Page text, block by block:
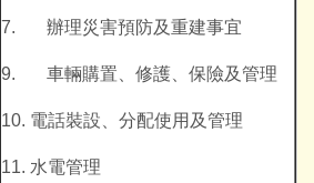
7. 辦理災害預防及重建事宜
9. 車輛購置、修護、保險及管理
10. 電話裝設、分配使用及管理
11. 水電管理